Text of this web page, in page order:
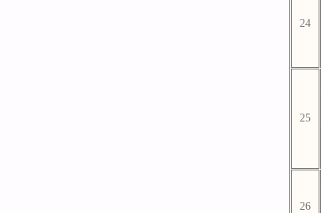
24
25
26